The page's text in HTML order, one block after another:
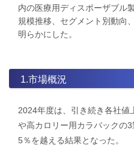
内の医療用ディスポーザブル
規模推移、セグメント別動向
明らかにした。
1.市場概況
2024年度は、引き続き各社値
や高カロリー用カラバックの
5％を越える結果となった。